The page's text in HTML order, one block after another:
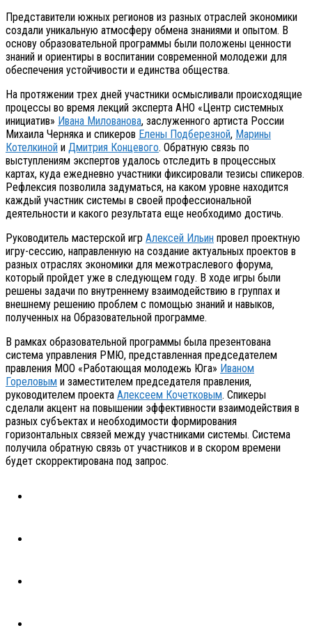
Представители южных регионов из разных отраслей экономики
создали уникальную атмосферу обмена знаниями и опытом. В
основу образовательной программы были положены ценности
знаний и ориентиры в воспитании современной молодежи для
обеспечения устойчивости и единства общества.
На протяжении трех дней участники осмысливали происходящие
процессы во время лекций эксперта АНО «Центр системных
инициатив» Ивана Милованова, заслуженного артиста России
Михаила Черняка и спикеров Елены Подберезной, Марины
Котелкиной и Дмитрия Концевого. Обратную связь по
выступлениям экспертов удалось отследить в процессных
картах, куда ежедневно участники фиксировали тезисы спикеров.
Рефлексия позволила задуматься, на каком уровне находится
каждый участник системы в своей профессиональной
деятельности и какого результата еще необходимо достичь.
Руководитель мастерской игр Алексей Ильин провел проектную
игру-сессию, направленную на создание актуальных проектов в
разных отраслях экономики для межотраслевого форума,
который пройдет уже в следующем году. В ходе игры были
решены задачи по внутреннему взаимодействию в группах и
внешнему решению проблем с помощью знаний и навыков,
полученных на Образовательной программе.
В рамках образовательной программы была презентована
система управления РМЮ, представленная председателем
правления МОО «Работающая молодежь Юга» Иваном
Гореловым и заместителем председателя правления,
руководителем проекта Алексеем Кочетковым. Спикеры
сделали акцент на повышении эффективности взаимодействия в
разных субъектах и необходимости формирования
горизонтальных связей между участниками системы. Система
получила обратную связь от участников и в скором времени
будет скорректирована под запрос.